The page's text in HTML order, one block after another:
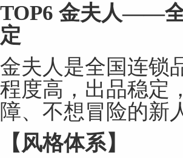
TOP6 金夫人——
定
金夫人是全国连锁
程度高，出品稳定
障、不想冒险的新
【风格体系】